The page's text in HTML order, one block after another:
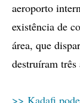
aeroporto
existência de
área, que
destruíram
>> Kadafi